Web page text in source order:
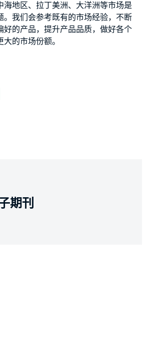
海地区、拉丁美洲、大洋洲等市场是
。我们会参考既有的市场经验，不断
好的产品，提升产品品质，做好各个
的市场份额。
期刊